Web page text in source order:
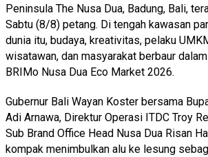
Peninsula The Nusa Dua, Badung, Bali,
Sabtu (8/8) petang. Di tengah kawasan
dunia itu, budaya, kreativitas, pelaku
wisatawan, dan masyarakat berbaur
BRIMo Nusa Dua Eco Market 2026.
Gubernur Bali Wayan Koster bersama
Adi Arnawa, Direktur Operasi ITDC Troy
Sub Brand Office Head Nusa Dua Risan
kompak menimbulkan alu ke lesung